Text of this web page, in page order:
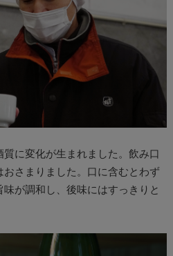
に変化が生まれました。飲み口
さまりました。口に含むとわず
が調和し、後味にはすっきりと